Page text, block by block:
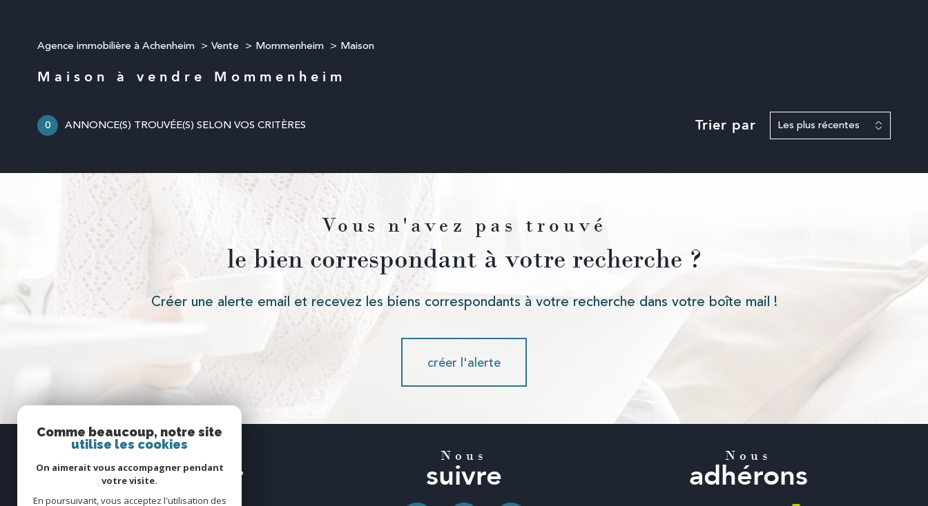
Agence immobilière à Achenheim Vente Mommenheim Maison
Maison à vendre Mommenheim
0 ANNONCE(S) TROUVÉE(S) SELON VOS CRITÈRES Trier par Les plus récentes
Vous n'avez pas trouvé
le bien correspondant à votre recherche ?
Créer une alerte email et recevez les biens correspondants à votre recherche dans votre boîte mail !
créer l'alerte
connecter
Nous
suivre
Nous
adhérons
Comme beaucoup, notre site
utilise les cookies
On aimerait vous accompagner pendant
votre visite.
En poursuivant, vous acceptez l'utilisation des